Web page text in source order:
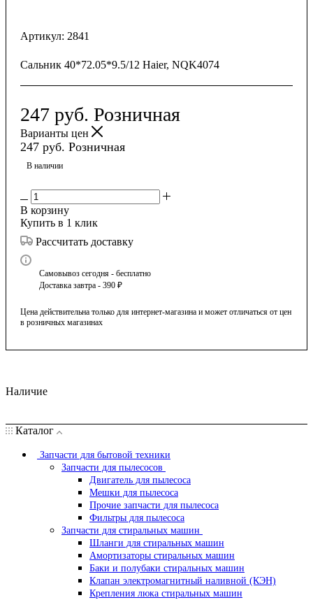
Артикул: 2841
Сальник 40*72.05*9.5/12 Haier, NQK4074
247 руб. Розничная
Варианты цен
247 руб. Розничная
В наличии
В корзину
Купить в 1 клик
Рассчитать доставку
Самовывоз сегодня - бесплатно
Доставка завтра - 390 ₽
Цена действительна только для интернет-магазина и может отличаться от цен
в розничных магазинах
Наличие
Каталог
Запчасти для бытовой техники
Запчасти для пылесосов
Двигатель для пылесоса
Мешки для пылесоса
Прочие запчасти для пылесоса
Фильтры для пылесоса
Запчасти для стиральных машин
Шланги для стиральных машин
Амортизаторы стиральных машин
Баки и полубаки стиральных машин
Клапан электромагнитный наливной (КЭН)
Крепления люка стиральных машин